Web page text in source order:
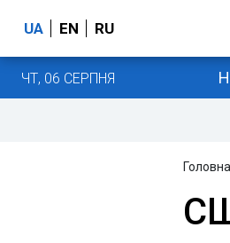
UA EN RU
ЧТ, 06 СЕРПНЯ
Головна